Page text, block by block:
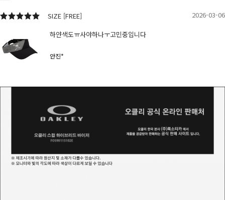
SIZE [FREE] 2026-03-06
하얀색도ㅠ사야하나ㅜ고민중입니다
안진*